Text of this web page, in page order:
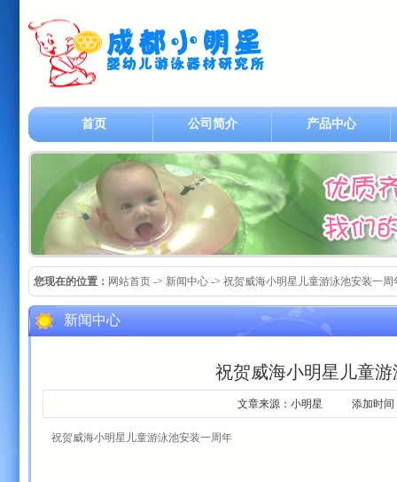
首页 公司简介 产品中心
您现在的位置： 网站首页 -> 新闻中心 -> 祝贺威海小明星儿童游泳池安装一周
新闻中心
祝贺威海小明星儿童
文章来源：小明星 添加时间：
祝贺威海小明星儿童游泳池安装一周年